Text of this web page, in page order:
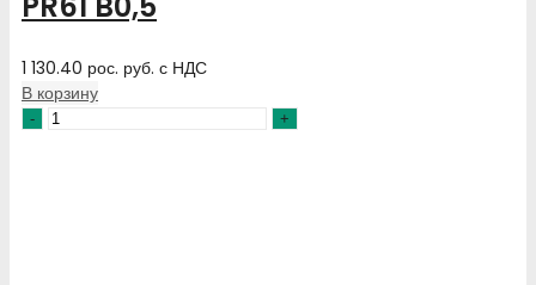
1 130.40 рос. руб. с НДС
В корзину